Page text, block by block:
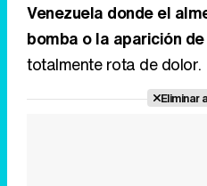
Venezuela donde el
bomba o la aparición
totalmente rota de dolor.
Eliminar